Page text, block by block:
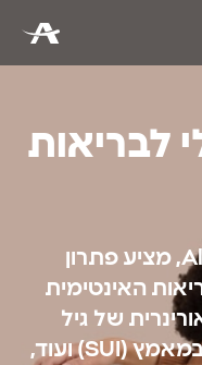
לבריאות
טיפול הלייזר הווגינלי של Alma, מציע פתרון
האינטימית
של גיל
המעבר (GSM), דליפת שתן במאמץ (SUI) ועוד,